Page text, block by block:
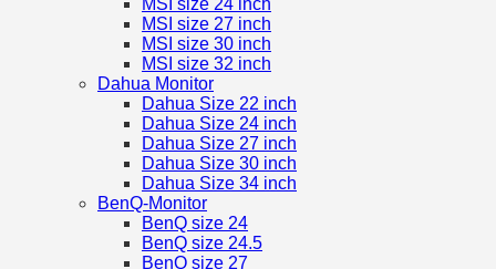
MSI size 24 inch
MSI size 27 inch
MSI size 30 inch
MSI size 32 inch
Dahua Monitor
Dahua Size 22 inch
Dahua Size 24 inch
Dahua Size 27 inch
Dahua Size 30 inch
Dahua Size 34 inch
BenQ-Monitor
BenQ size 24
BenQ size 24.5
BenQ size 27